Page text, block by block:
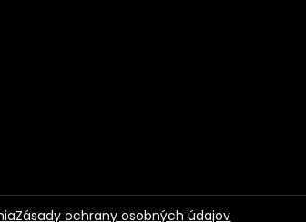
Zásady ochrany osobných údajov